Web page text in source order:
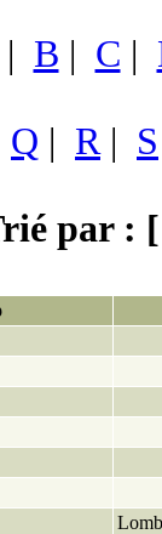
B | C |
Q | R| S
par : [